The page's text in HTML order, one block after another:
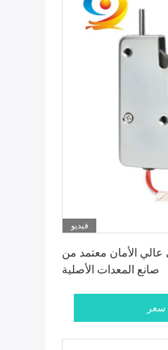
فيديو
عالي الأمان معتمد من
صانع المعدات الأصلية